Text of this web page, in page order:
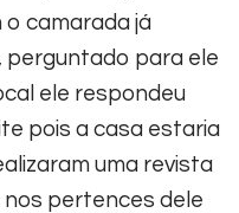
o camarada já
perguntado para ele
ele respondeu
pois a casa estaria
uma revista
pertences dele